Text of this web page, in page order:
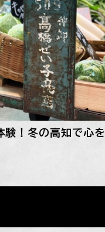
験！冬の高知で心を